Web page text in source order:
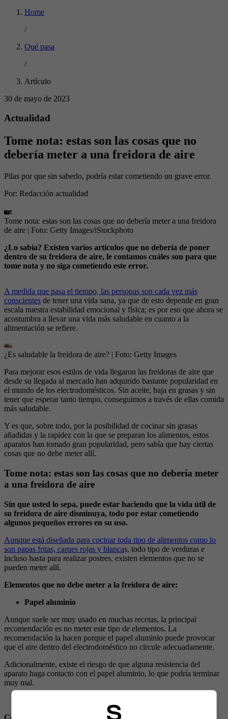
Home
/
Qué pasa
/
Artículo
30 de mayo de 2023
Actualidad
Tome nota: estas son las cosas que no
debería meter a una freidora de aire
Pilas por que sin saberlo, podría estar cometiendo un grave error.
Por: Redacción actualidad
Tome nota: estas son las cosas que no debería meter a una freidora
de aire | Foto: Getty Images/iStockphoto
¿Lo sabía? Existen varios artículos que no debería de poner
dentro de su freidora de aire, le contamos cuáles son para que
tome nota y no siga cometiendo este error.
A medida que pasa el tiempo, las personas son cada vez más
conscientes de tener una vida sana, ya que de esto depende en gran
escala nuestra estabilidad emocional y física; es por eso que ahora se
acostumbra a llevar una vida más saludable en cuanto a la
alimentación se refiere.
¿Es saludable la freidora de aire? | Foto: Getty Images
Para mejorar esos estilos de vida llegaron las freidoras de aire que
desde su llegada al mercado han adquirido bastante popularidad en
el mundo de los electrodomésticos. Sin aceite, baja en grasas y sin
tener que esperar tanto tiempo, conseguimos a través de ellas comida
más saludable.
Y es que, sobre todo, por la posibilidad de cocinar sin grasas
añadidas y la rapidez con la que se preparan los alimentos, estos
aparatos han tomado gran popularidad, pero sabía que hay ciertas
cosas que no debe meter allí.
Tome nota: estas son las cosas que no debería meter
a una freidora de aire
Sin que usted lo sepa, puede estar haciendo que la vida útil de
su freidora de aire disminuya, todo por estar cometiendo
algunos pequeños errores en su uso.
Aunque está diseñada para cocinar toda tipo de alimentos como lo
son papas fritas, carnes rojas y blancas, todo tipo de verduras e
incluso hasta para realizar postres, existen elementos que no se
pueden meter allí.
Elementos que no debe meter a la freidora de aire:
Papel aluminio
Aunque suele ser muy usado en muchas recetas, la principal
recomendación es no meter este tipo de elementos. La
recomendación la hacen porque el papel aluminio puede provocar
que el aire dentro del electrodoméstico no circule adecuadamente.
Adicionalmente, existe el riesgo de que alguna resistencia del
aparato haga contacto con el papel aluminio, lo que podría terminar
muy mal.
Como casi cualquier aparato electrónico, no es recomendable